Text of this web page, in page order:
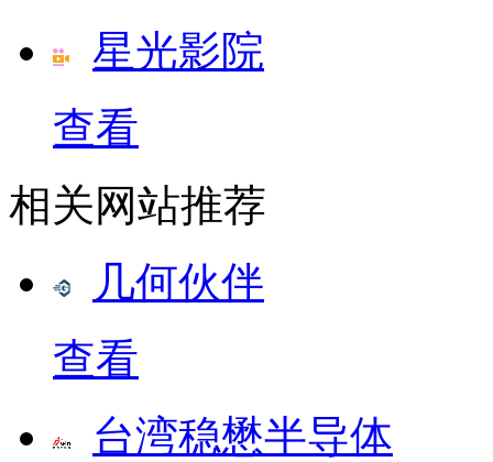
星光影院
查看
相关网站推荐
几何伙伴
查看
台湾稳懋半导体